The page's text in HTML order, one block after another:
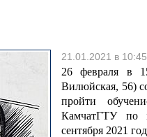
21.01.2021 в 10:45
26 февраля в
Вилюйская, 56)
пройти
КамчатГТУ по
сентября 2021